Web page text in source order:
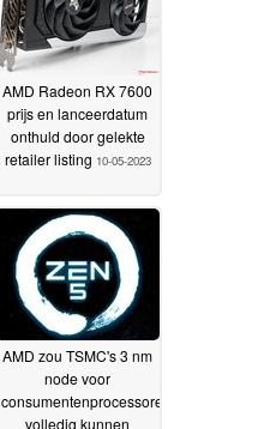
AMD Radeon RX 7600
prijs en lanceerdatum
onthuld door gelekte
retailer listing 10-05-2023
AMD zou TSMC's 3 nm
node voor
consumentenprocessoren
volledig kunnen